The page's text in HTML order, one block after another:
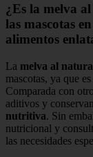
¿Es la melva
las mascotas
alimentos
La melva al
mascotas, ya que
Comparada con
aditivos y
nutritiva. Sin
nutricional y
las necesidades